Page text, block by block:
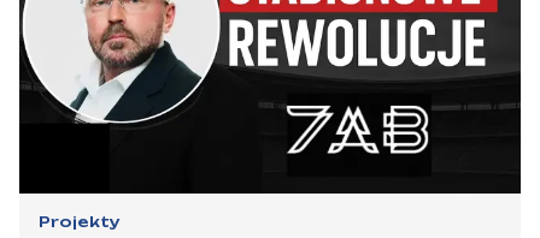
Projekty